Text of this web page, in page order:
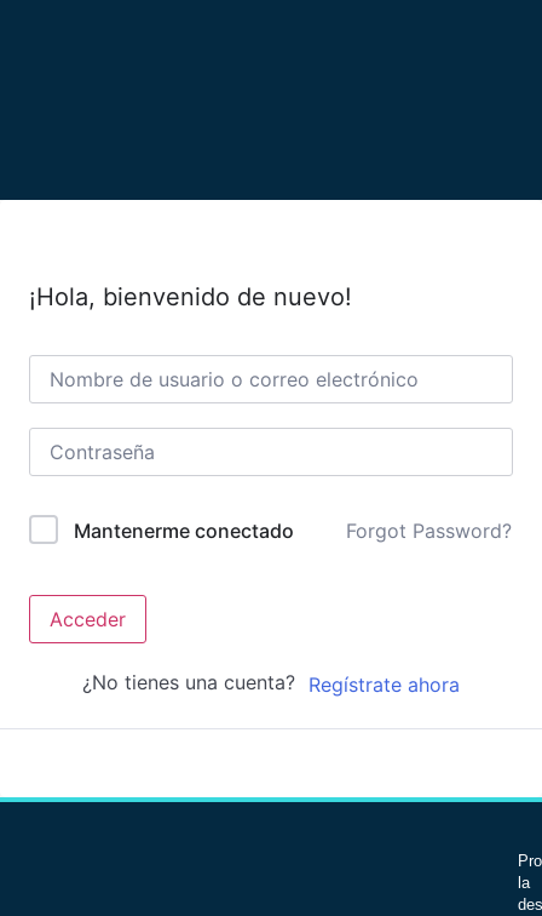
¡Hola, bienvenido de nuevo!
Mantenerme conectado Forgot Password?
Acceder
¿No tienes una cuenta? Regístrate ahora
la